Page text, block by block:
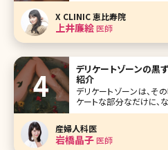
ジュべルックの施術中の
は“美容大国”というのが
X CLINIC 恵比寿院
上井廉絵医師
デリケートゾーンの黒
紹介
デリケートゾーンは、そ
ケートな部分なだけに、
に聞くこともできず、本
ことができないデリケー
について考えてみることにしましょう
ンの悩み
産婦人科医
岩橋晶子医師